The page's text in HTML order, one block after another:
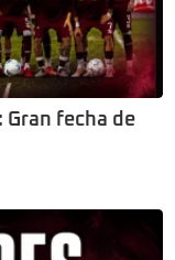
Gran fecha de